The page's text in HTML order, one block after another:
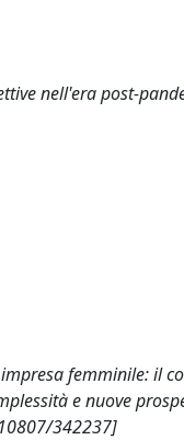
nell'era post-
femminile: il
e nuove
342237]